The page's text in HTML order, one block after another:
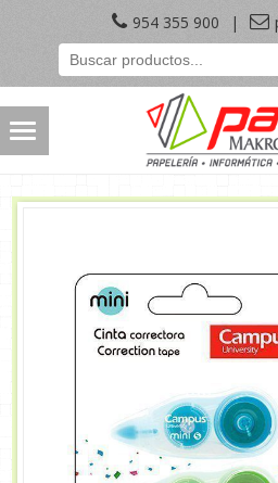
954 355 900 |